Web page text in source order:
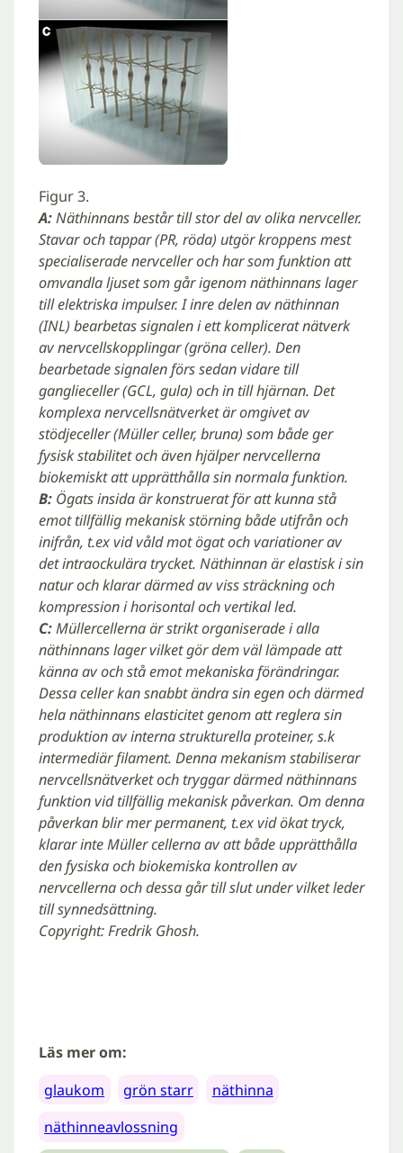
Figur 3.
A:Näthinnans består till stor del av olika nervceller.
Stavar och tappar (PR, röda) utgör kroppens mest
specialiserade nervceller och har som funktion att
omvandla ljuset som går igenom näthinnans lager
till elektriska impulser. I inre delen av näthinnan
(INL) bearbetas signalen i ett komplicerat nätverk
av nervcellskopplingar (gröna celler). Den
bearbetade signalen förs sedan vidare till
ganglieceller (GCL, gula) och in till hjärnan. Det
komplexa nervcellsnätverket är omgivet av
stödjeceller (Müller celler, bruna) som både ger
fysisk stabilitet och även hjälper nervcellerna
biokemiskt att upprätthålla sin normala funktion.
B: Ögats insida är konstruerat för att kunna stå
emot tillfällig mekanisk störning både utifrån och
inifrån, t.ex vid våld mot ögat och variationer av
det intraockulära trycket. Näthinnan är elastisk i sin
natur och klarar därmed av viss sträckning och
kompression i horisontal och vertikal led.
C:Müllercellerna är strikt organiserade i alla
näthinnans lager vilket gör dem väl lämpade att
känna av och stå emot mekaniska förändringar.
Dessa celler kan snabbt ändra sin egen och därmed
hela näthinnans elasticitet genom att reglera sin
produktion av interna strukturella proteiner, s.k
intermediär filament. Denna mekanism stabiliserar
nervcellsnätverket och tryggar därmed näthinnans
funktion vid tillfällig mekanisk påverkan. Om denna
påverkan blir mer permanent, t.ex vid ökat tryck,
klarar inte Müller cellerna av att både upprätthålla
den fysiska och biokemiska kontrollen av
nervcellerna och dessa går till slut under vilket leder
till synnedsättning.
Copyright: Fredrik Ghosh.
Läs mer om:
glaukom
grön starr
näthinna
näthinneavlossning